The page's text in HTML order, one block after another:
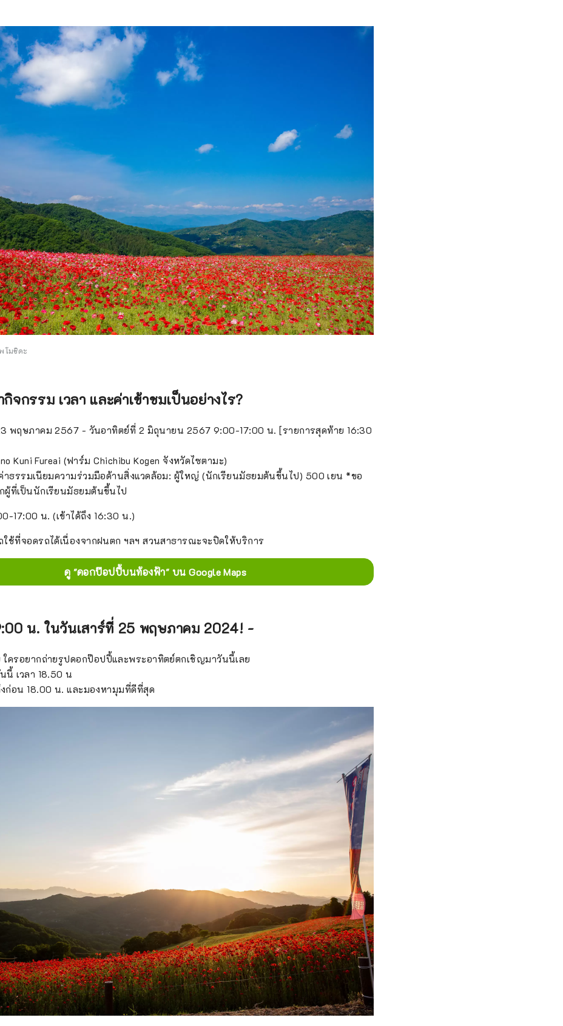
โมชิดะ
กิจกรรม เวลา และค่าเข้าชมเป็นอย่างไร?
พฤษภาคม 2567 - วันอาทิตย์ที่ 2 มิถุนายน 2567 9:00-17:00 น. [รายการสุดท้าย 16:30
Kuni Fureai (ฟาร์ม Chichibu Kogen จังหวัดไซตามะ)
าธรรมเนียมความร่วมมือด้านสิ่งแวดล้อม: ผู้ใหญ่ (นักเรียนมัธยมต้นขึ้นไป) 500 เยน *ขอ
ผู้ที่เป็นนักเรียนมัธยมต้นขึ้นไป
17:00 น. (เข้าได้ถึง 16:30 น.)
ใช้ที่จอดรถได้เนื่องจากฝนตก ฯลฯ สวนสาธารณะจะปิดให้บริการ
ดู "ดอกป๊อปปี้บนท้องฟ้า" บน Google Maps
น. ในวันเสาร์ที่ 25 พฤษภาคม 2024! -
ครอยากถ่ายรูปดอกป๊อปปี้และพระอาทิตย์ตกเชิญมาวันนี้เลย
นี้ เวลา 18.50 น
ก่อน 18.00 น. และมองหามุมที่ดีที่สุด